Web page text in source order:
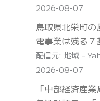
2026-08-07
鳥取県北栄町
電事業は残る
配信元: 地域 -
2026-08-07
「中部経済産